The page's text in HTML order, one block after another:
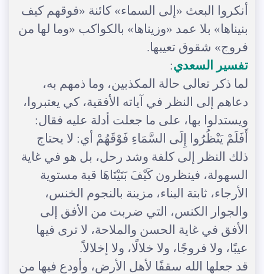
أنكروا البعث «إلى السماء» كائنة «فوقهم كيف
بنيناها» بلا عمد «وزيناها» بالكواكب «وما لها من
فروج» شقوق تعيبها.
تفسير السعدي:
لما ذكر تعالى حالة المكذبين، وما ذمهم به،
دعاهم إلى النظر في آياته الأفقية، كي يعتبروا،
ويستدلوا بها، على ما جعلت أدلة عليه فقال:
أَفَلَمْ يَنْظُرُوا إِلَى السَّمَاءِ فَوْقَهُمْ أي: لا يحتاج
ذلك النظر إلى كلفة وشد رحل، بل هو في غاية
السهولة، فينظرون كَيْفَ بَنَيْنَاهَا قبة مستوية
الأرجاء، ثابتة البناء، مزينة بالنجوم الخنس،
والجوار الكنس، التي ضربت من الأفق إلى
الأفق في غاية الحسن والملاحة، لا ترى فيها
عيبًا، ولا فروجًا، ولا خلالًا، ولا إخلالاً.
قد جعلها الله سقفًا لأهل الأرض، وأودع فيها من